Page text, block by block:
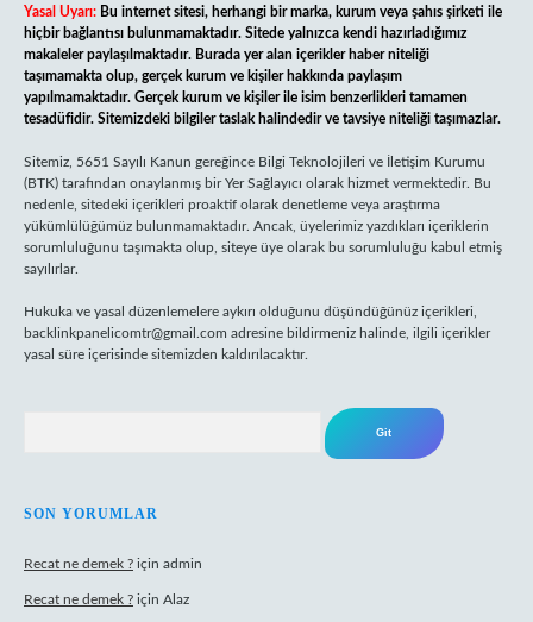
Yasal Uyarı: Bu internet sitesi, herhangi bir marka, kurum veya şahıs şirketi ile
hiçbir bağlantısı bulunmamaktadır. Sitede yalnızca kendi hazırladığımız
makaleler paylaşılmaktadır. Burada yer alan içerikler haber niteliği
taşımamakta olup, gerçek kurum ve kişiler hakkında paylaşım
yapılmamaktadır. Gerçek kurum ve kişiler ile isim benzerlikleri tamamen
tesadüfidir. Sitemizdeki bilgiler taslak halindedir ve tavsiye niteliği taşımazlar.
Sitemiz, 5651 Sayılı Kanun gereğince Bilgi Teknolojileri ve İletişim Kurumu
(BTK) tarafından onaylanmış bir Yer Sağlayıcı olarak hizmet vermektedir. Bu
nedenle, sitedeki içerikleri proaktif olarak denetleme veya araştırma
yükümlülüğümüz bulunmamaktadır. Ancak, üyelerimiz yazdıkları içeriklerin
sorumluluğunu taşımakta olup, siteye üye olarak bu sorumluluğu kabul etmiş
sayılırlar.
Hukuka ve yasal düzenlemelere aykırı olduğunu düşündüğünüz içerikleri,
backlinkpanelicomtr@gmail.com adresine bildirmeniz halinde, ilgili içerikler
yasal süre içerisinde sitemizden kaldırılacaktır.
SON YORUMLAR
Recat ne demek ? için admin
Recat ne demek ? için Alaz